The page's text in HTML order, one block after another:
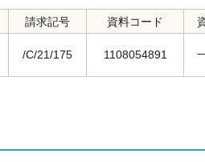
請求記号 資料コード
/C/21/175 1108054891